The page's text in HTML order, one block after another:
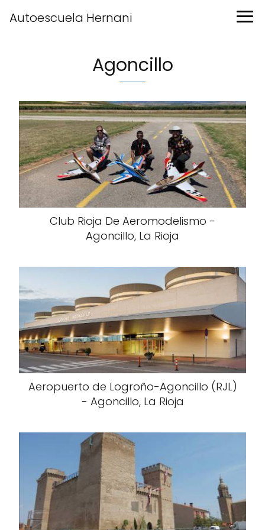
Autoescuela Hernani
Agoncillo
Club Rioja De Aeromodelismo -
Agoncillo, La Rioja
Aeropuerto de Logroño-Agoncillo (RJL)
- Agoncillo, La Rioja